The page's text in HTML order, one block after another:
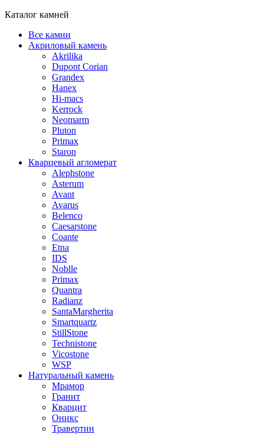
Каталог камней
Все камни
Акриловый камень
Akrilika
Dupont Corian
Grandex
Hanex
Hi-macs
Kerrock
Neomarm
Pluton
Primax
Staron
Кварцевый агломерат
Alephstone
Asterum
Avant
Avarus
Belenco
Caesarstone
Coante
Etna
IDS
Noblle
Primax
Quantra
Radianz
SantaMargherita
Smartquartz
StillStone
Technistone
Vicostone
WSP
Натуральный камень
Мрамор
Гранит
Кварцит
Оникс
Травертин